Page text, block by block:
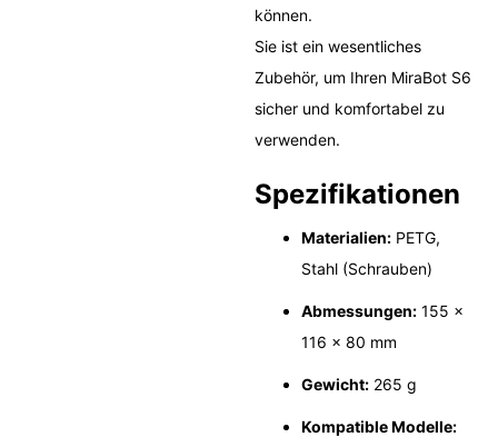
können.
Sie ist ein wesentliches
Zubehör, um Ihren MiraBot S6
sicher und komfortabel zu
verwenden.
Spezifikationen
Materialien:PETG,
Stahl (Schrauben)
Abmessungen:155 ×
116 × 80 mm
Gewicht:265 g
Kompatible Modelle: